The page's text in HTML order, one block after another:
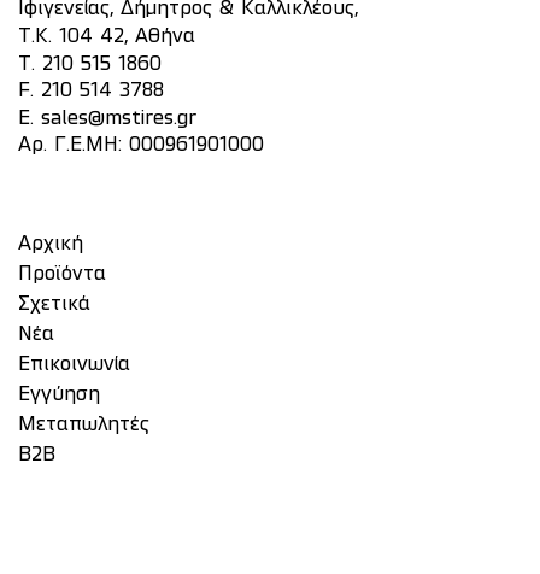
Ιφιγενείας, Δήμητρος & Καλλικλέους,
Τ.Κ. 104 42, Αθήνα
T. 210 515 1860
F. 210 514 3788
E. sales@mstires.gr
Αρ. Γ.Ε.ΜΗ: 000961901000
Αρχική
Προϊόντα
Σχετικά
Νέα
Επικοινωνία
Eγγύηση
Μεταπωλητές
Β2Β